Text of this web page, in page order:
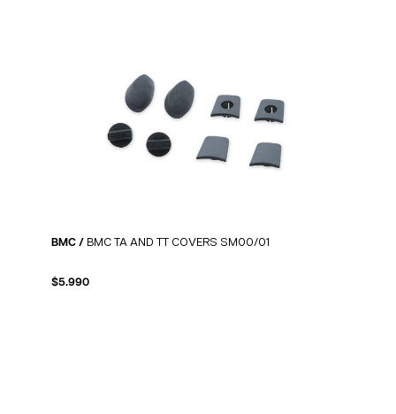
BMC / BMC TA AND TT COVERS SM00/01
$5.990